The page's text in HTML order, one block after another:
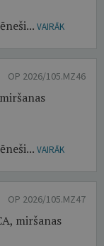
VAIRĀK
OP 2026/105.MZ46
VAIRĀK
OP 2026/105.MZ47
miršanas